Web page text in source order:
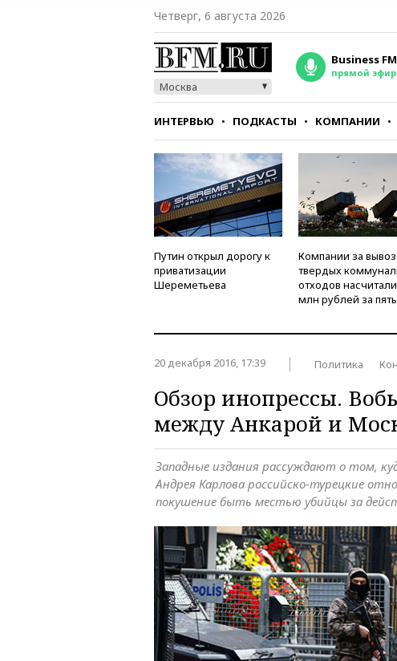
Четверг, 6 августа 2026
Москва
Business FM
прямой эфир
ИНТЕРВЬЮ ПОДКАСТЫ КОМПАНИИ
СТИЛЬ ТЕСТЫ
Путин открыл дорогу к
приватизации
Шереметьева
Компании за вывоз
твердых
отходов
млн рублей за
20 декабря 2016, 17:39 Политика
Обзор инопрессы.
между Анкарой и
Западные издания рассуждают о том,
Андрея Карлова российско-турецкие
покушение быть местью убийцы за